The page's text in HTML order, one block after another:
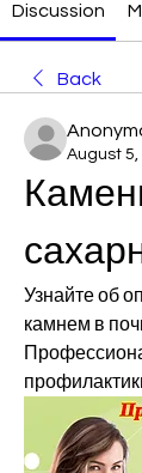
Discussion
Back
August 5,
Узнайте об
камнем в